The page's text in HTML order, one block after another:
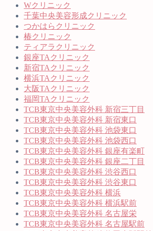
Wクリニック
千葉中央美容形成クリニック
つかはらクリニック
椿クリニック
ティアラクリニック
銀座TAクリニック
新宿TAクリニック
横浜TAクリニック
大阪TAクリニック
福岡TAクリニック
TCB東京中央美容外科 新宿三丁目
TCB東京中央美容外科 新宿東口
TCB東京中央美容外科 池袋東口
TCB東京中央美容外科 池袋西口
TCB東京中央美容外科 銀座有楽町
TCB東京中央美容外科 銀座二丁目
TCB東京中央美容外科 渋谷西口
TCB東京中央美容外科 渋谷東口
TCB東京中央美容外科 横浜
TCB東京中央美容外科 横浜駅前
TCB東京中央美容外科 名古屋栄
TCB東京中央美容外科 名古屋駅前